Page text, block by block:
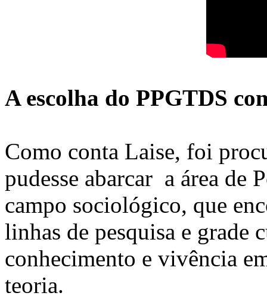
A escolha do PPGTDS
Como conta Laise, foi
pudesse abarcar a área de
campo sociológico, que
linhas de pesquisa e grade
conhecimento e vivência
teoria.